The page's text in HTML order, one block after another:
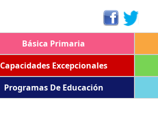
Básica Primaria
Capacidades Excepcionales
Programas De Educación